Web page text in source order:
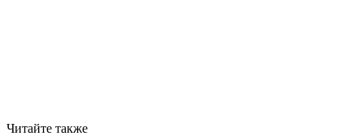
Читайте также